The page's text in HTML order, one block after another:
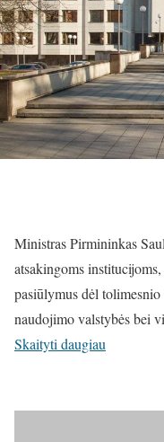
Ministras Pirmininkas
atsakingoms
pasiūlymus dėl
naudojimo valstybės bei
Skaityti daugiau